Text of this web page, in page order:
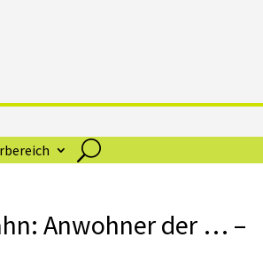
Anwohner der … –